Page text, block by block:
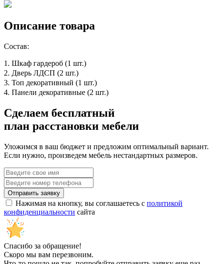
Описание товара
Состав:
1. Шкаф гардероб (1 шт.)
2. Дверь ЛДСП (2 шт.)
3. Топ декоративный (1 шт.)
4. Панели декоративные (2 шт.)
Сделаем бесплатный
план расстановки мебели
Уложимся в ваш бюджет и предложим оптимальный вариант.
Если нужно, произведем мебель нестандартных размеров.
Нажимая на кнопку, вы соглашаетесь с политикой
конфиденциальности сайта
Спасибо за обращение!
Скоро мы вам перезвоним.